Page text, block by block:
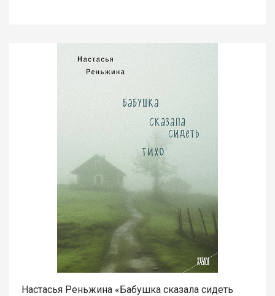
Настасья Реньжина «Бабушка сказала сидеть